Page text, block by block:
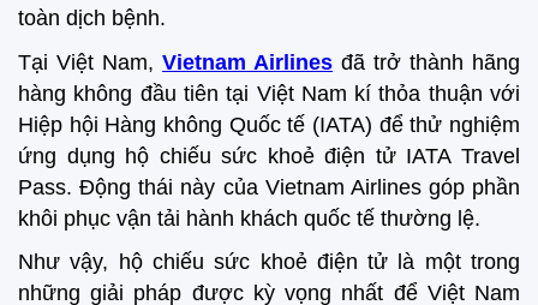
toàn dịch bệnh.
Tại Việt Nam, Vietnam Airlines đã trở thành hãng
hàng không đầu tiên tại Việt Nam kí thỏa thuận với
Hiệp hội Hàng không Quốc tế (IATA) để thử nghiệm
ứng dụng hộ chiếu sức khoẻ điện tử IATA Travel
Pass. Động thái này của Vietnam Airlines góp phần
khôi phục vận tải hành khách quốc tế thường lệ.
Như vậy, hộ chiếu sức khoẻ điện tử là một trong
những giải pháp được kỳ vọng nhất để Việt Nam